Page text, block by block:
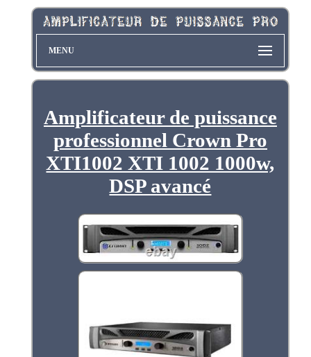
MENU
Amplificateur de puissance
professionnel Crown Pro
XTI1002 XTI 1002 1000w,
DSP avancé